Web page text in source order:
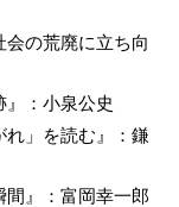
の荒廃に立ち向
』：小泉公史
」を読む』：鎌
』：富岡幸一郎